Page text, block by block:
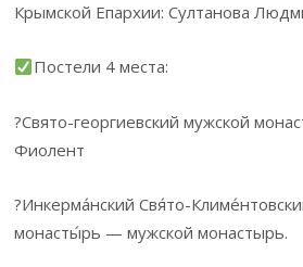
Крымской Епархии: Султанова
Постели 4 места:
?Свято-георгиевский мужской
Фиолент
?Инкерма́нский Свя́то-
монасты́рь — мужской монастырь.